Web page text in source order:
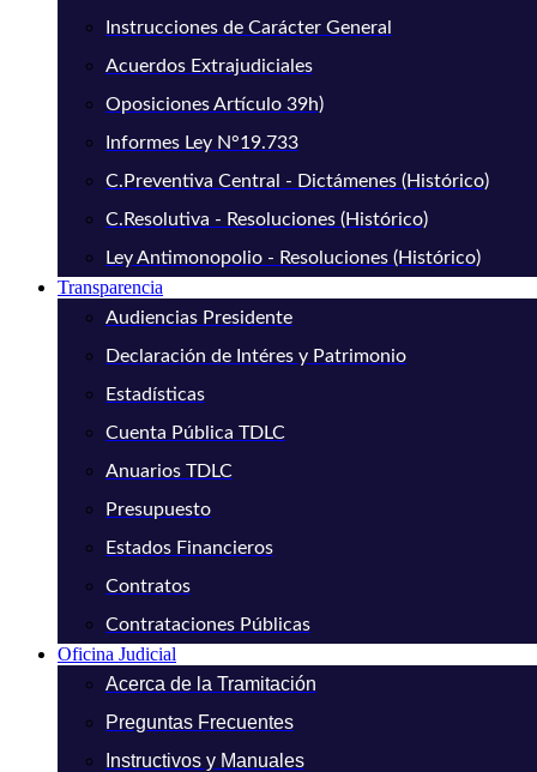
Instrucciones de Carácter General
Acuerdos Extrajudiciales
Oposiciones Artículo 39h)
Informes Ley N°19.733
C.Preventiva Central - Dictámenes (Histórico)
C.Resolutiva - Resoluciones (Histórico)
Ley Antimonopolio - Resoluciones (Histórico)
Transparencia
Audiencias Presidente
Declaración de Intéres y Patrimonio
Estadísticas
Cuenta Pública TDLC
Anuarios TDLC
Presupuesto
Estados Financieros
Contratos
Contrataciones Públicas
Oficina Judicial
Acerca de la Tramitación
Preguntas Frecuentes
Instructivos y Manuales